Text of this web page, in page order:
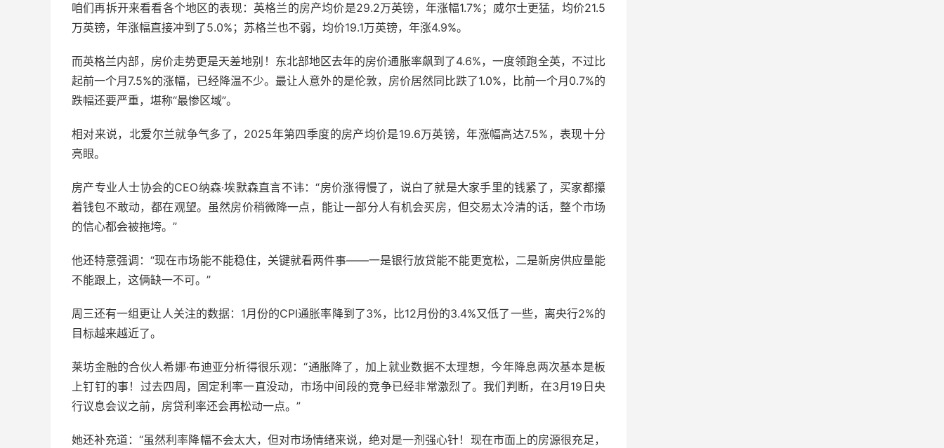
咱们再拆开来看看各个地区的表现：英格兰的房产均价是29.2万英镑，年涨幅1.7%；威尔士更猛，均价21.5
万英镑，年涨幅直接冲到了5.0%；苏格兰也不弱，均价19.1万英镑，年涨4.9%。
而英格兰内部，房价走势更是天差地别！东北部地区去年的房价通胀率飙到了4.6%，一度领跑全英，不过比
起前一个月7.5%的涨幅，已经降温不少。最让人意外的是伦敦，房价居然同比跌了1.0%，比前一个月0.7%的
跌幅还要严重，堪称“最惨区域”。
相对来说，北爱尔兰就争气多了，2025年第四季度的房产均价是19.6万英镑，年涨幅高达7.5%，表现十分
亮眼。
房产专业人士协会的CEO纳森·埃默森直言不讳：“房价涨得慢了，说白了就是大家手里的钱紧了，买家都攥
着钱包不敢动，都在观望。虽然房价稍微降一点，能让一部分人有机会买房，但交易太冷清的话，整个市场
的信心都会被拖垮。”
他还特意强调：“现在市场能不能稳住，关键就看两件事——一是银行放贷能不能更宽松，二是新房供应量能
不能跟上，这俩缺一不可。”
周三还有一组更让人关注的数据：1月份的CPI通胀率降到了3%，比12月份的3.4%又低了一些，离央行2%的
目标越来越近了。
莱坊金融的合伙人希娜·布迪亚分析得很乐观：“通胀降了，加上就业数据不太理想，今年降息两次基本是板
上钉钉的事！过去四周，固定利率一直没动，市场中间段的竞争已经非常激烈了。我们判断，在3月19日央
行议息会议之前，房贷利率还会再松动一点。”
她还补充道：“虽然利率降幅不会太大，但对市场情绪来说，绝对是一剂强心针！现在市面上的房源很充足，